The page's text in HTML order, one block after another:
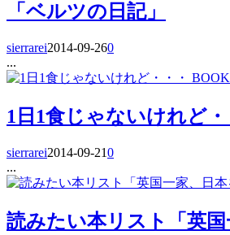
「ベルツの日記」
sierrarei2014-09-260
...
BOOK
1日1食じゃないけれど・
sierrarei2014-09-210
...
読みたい本リスト「英